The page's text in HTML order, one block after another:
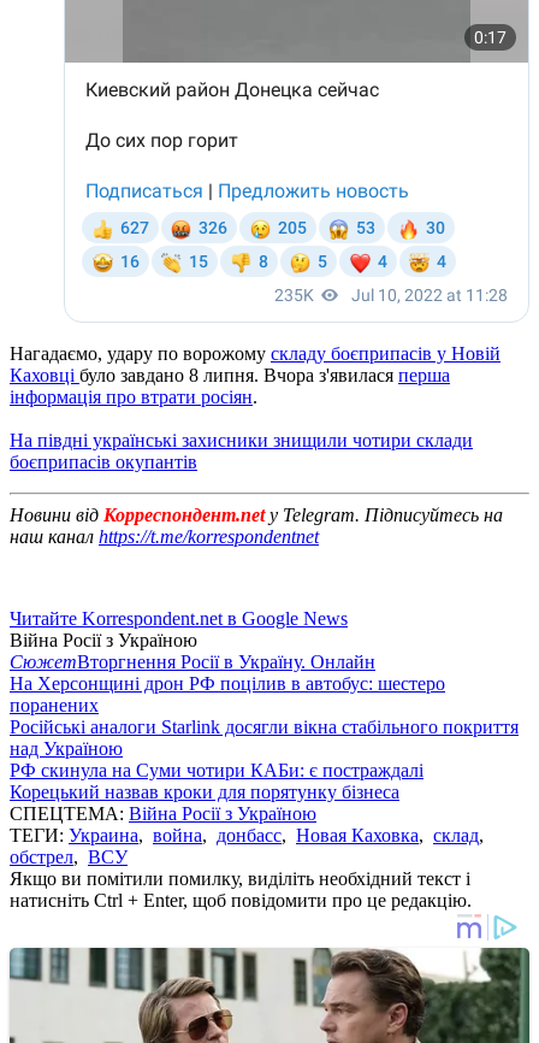
Нагадаємо, удару по ворожому складу боєприпасів у Новій
Каховці було завдано 8 липня. Вчора з'явилася перша
інформація про втрати росіян.
На півдні українські захисники знищили чотири склади
боєприпасів окупантів
Новини від Корреспондент.netу Telegram. Підписуйтесь на
наш канал https://t.me/korrespondentnet
Читайте Korrespondent.net в Google News
Війна Росії з Україною
СюжетВторгнення Росії в Україну. Онлайн
На Херсонщині дрон РФ поцілив в автобус: шестеро
поранених
Російські аналоги Starlink досягли вікна стабільного покриття
над Україною
РФ скинула на Суми чотири КАБи: є постраждалі
Корецький назвав кроки для порятунку бізнеса
СПЕЦТЕМА: Війна Росії з Україною
ТЕГИ: Украина, война, донбасс, Новая Каховка, склад,
обстрел, ВСУ
Якщо ви помітили помилку, виділіть необхідний текст і
натисніть Ctrl + Enter, щоб повідомити про це редакцію.